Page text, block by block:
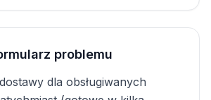
problemu
dla obsługiwanych